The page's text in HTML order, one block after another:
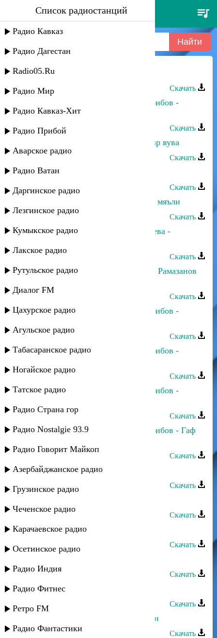
динара гасанова - гьаз ву
Список радиостанций
Радио Кавказ
Радио Дагестан
Radio05.Ru
Радио Мир
Радио Кавказ-Хит
Радио Прибой
Аварское радио
Радио Ватан
Даргинское радио
Лезгинское радио
Кумыкское радио
Лакское радио
Рутульское радио
Диалог FM
Цахурское радио
Агульское радио
Табасаранское радио
Ногайское радио
Татское радио
Радио Страна гор
Радио Nostalgie 93.9
Радио Говорит Майкоп
Азербайджанское радио
Грузинское радио
Чеченское радио
Карачаевское радио
Осетинское радио
Радио Индия
Радио Фитнес
Ретро FM
Радио Фантастики
Динара Гасанова - Гьаз ву
Скачать
Динара Гасанова и Джамбулат Хабибов -
Гьаму суал учвуз вуйиз
Скачать
Динара Гасанова - Кюкдириз ухшар вува
Скачать
Динара Гасанова - Гиран мапан
Скачать
Зарифа Гасанова - Бицудариз вуйи мяъли
Скачать
Динара Гасанова и Шамсият Прачева -
Скачать
Динара Гасанова и Магомед-Закир Рамазанов
Скачать
Динара Гасанова и Джамбулат Хабибов -
Скачать
Динара Гасанова и Джамбулат Хабибов -
Скачать
Динара Гасанова и Джамбулат Хабибов -
Скачать
Динара Гасанова и Джамбулат Хабибов - Гаф
Скачать
Динара Гасанова - Яр яр
Скачать
Скачать
Динара Гасанова - Дада
Скачать
Скачать
Динара Гасанова - Ккуникиан
Скачать
Динара Гасанова - Ватан Табасаран
Скачать